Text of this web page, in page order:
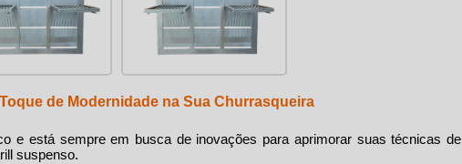
de Modernidade na Sua Churrasqueira
e está sempre em busca de inovações para aprimorar suas técnicas de
suspenso.